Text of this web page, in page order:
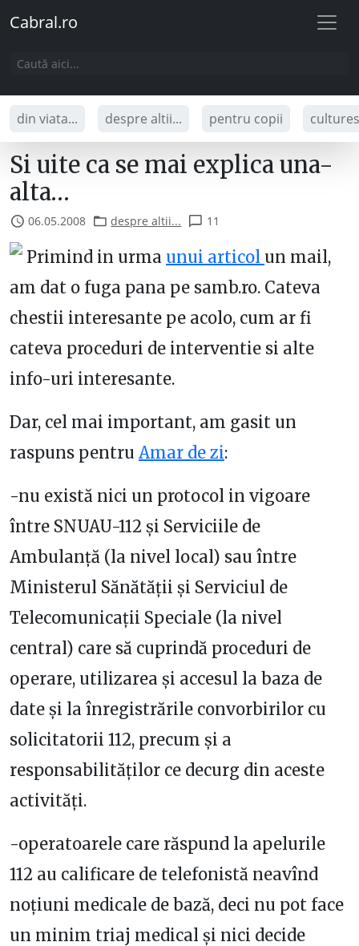
Cabral.ro
din viata... despre altii... pentru copii
Si uite ca se mai explica una-
alta…
06.05.2008 despre altii... 11
Primind in urma unui articol un mail,
am dat o fuga pana pe samb.ro. Cateva
chestii interesante pe acolo, cum ar fi
cateva proceduri de interventie si alte
info-uri interesante.
Dar, cel mai important, am gasit un
raspuns pentru Amar de zi:
-nu există nici un protocol in vigoare
între SNUAU-112 şi Serviciile de
Ambulanţă (la nivel local) sau între
Ministerul Sănătăţii şi Serviciul de
Telecomunicaţii Speciale (la nivel
central) care să cuprindă proceduri de
operare, utilizarea şi accesul la baza de
date şi la înregistrările convorbirilor cu
solicitatorii 112, precum şi a
responsabilităţilor ce decurg din aceste
activităţi.
-operatoarele care răspund la apelurile
112 au calificare de telefonistă neavînd
noţiuni medicale de bază, deci nu pot face
un minim triaj medical şi nici decide